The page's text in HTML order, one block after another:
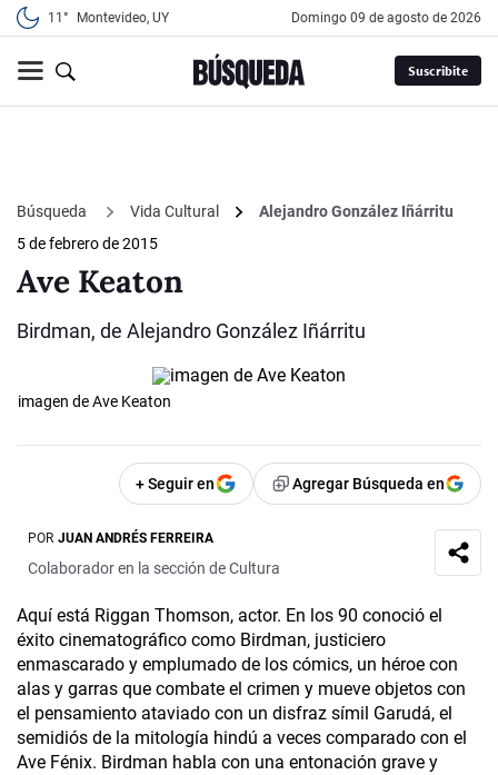
11° Montevideo, UY domingo 09 de agosto de 2026
Suscribite
Búsqueda Vida Cultural
Alejandro González Iñárritu
5 de febrero de 2015
Ave Keaton
Birdman, de Alejandro González Iñárritu
imagen de Ave Keaton
+ Seguir en Agregar Búsqueda en
POR JUAN ANDRÉS FERREIRA
Colaborador en la sección de Cultura
Aquí está Riggan Thomson, actor. En los 90 conoció el
éxito cinematográfico como Birdman, justiciero
enmascarado y emplumado de los cómics, un héroe con
alas y garras que combate el crimen y mueve objetos con
el pensamiento ataviado con un disfraz símil Garudá, el
semidiós de la mitología hindú a veces comparado con el
Ave Fénix. Birdman habla con una entonación grave y